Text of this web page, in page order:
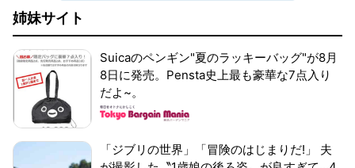
姉妹サイト
Suicaのペンギン"夏のラッキーバッグ"が8月
8日に発売。Pensta史上最も豪華な7点入り
だよ~。
「ジブリの世界」「冒険のはじまりだ!」 夫